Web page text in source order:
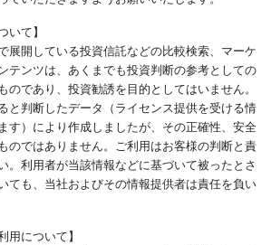
いて】
展開している投資信託などの比較検索、マーケ
テンツは、あくまでも投資判断の参考としての
のであり、投資勧誘を目的としてはいません。
と判断したデータ（ライセンス提供を受ける情
す）により作成しましたが、その正確性、安全
のではありません。ご利用はお客様の判断と責
。利用者が当該情報などに基づいて被ったとさ
ても、当社およびその情報提供者は責任を負い
用について】